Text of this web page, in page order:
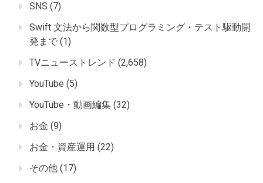
SNS (7)
Swift 文法から関数型プログラミング・テスト駆動開
発まで (1)
TVニューストレンド (2,658)
YouTube (5)
YouTube・動画編集 (32)
お金 (9)
お金・資産運用 (22)
その他 (17)